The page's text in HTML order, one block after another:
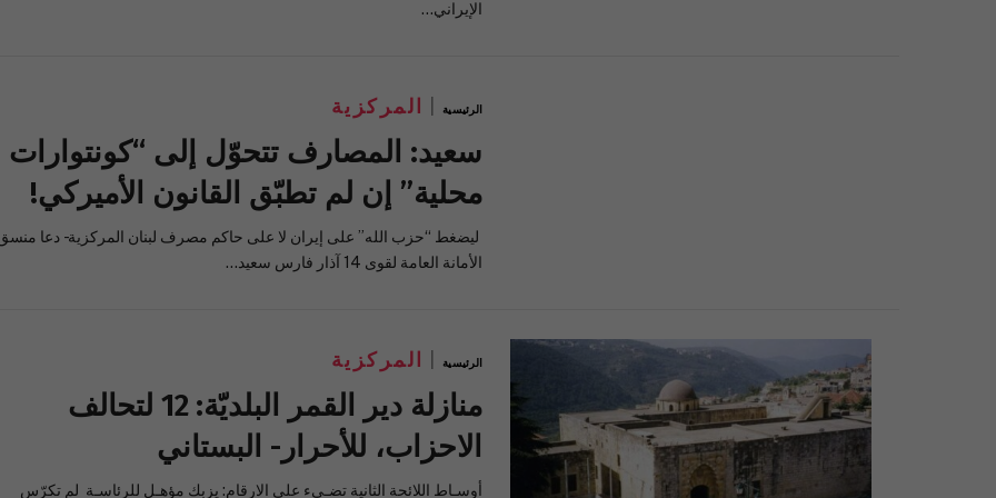
الإيراني…
الرئيسية المركزية
سعيد: المصارف تتحوّل إلى “كونتوارات
محلية” إن لم تطبّق القانون الأميركي!
ليضغط “حزب الله” على إيران لا على حاكم مصرف لبنان المركزية- دعا
الأمانة العامة لقوى 14 آذار فارس سعيد…
الرئيسية المركزية
منازلة دير القمر البلديّة: 12 لتحالف
الاحزاب، للأحرار- البستاني
أوسـاط اللائحة الثانية تضـيء على الارقام: يزبك مؤهـل للرئاسـة لم تكرّس